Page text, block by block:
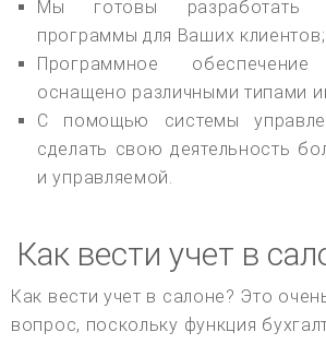
Мы готовы разработать
программы для Ваших клиентов;
Программное
оснащено различными типами
С помощью системы
сделать свою деятельность
и управляемой.
Как вести учет в
Как вести учет в салоне? Это
вопрос, поскольку функция